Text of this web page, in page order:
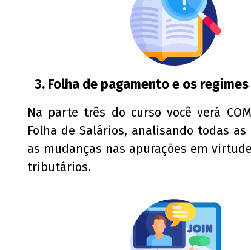
3. Folha de pagamento e os
Na parte três do curso você verá
Folha de Salários, analisando todas
as mudanças nas apurações em
tributários.